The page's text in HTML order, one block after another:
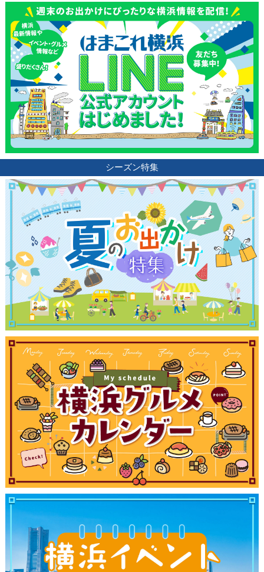
シーズン特集
観光ガイド
ランキング
ブログ記事
サイトについて